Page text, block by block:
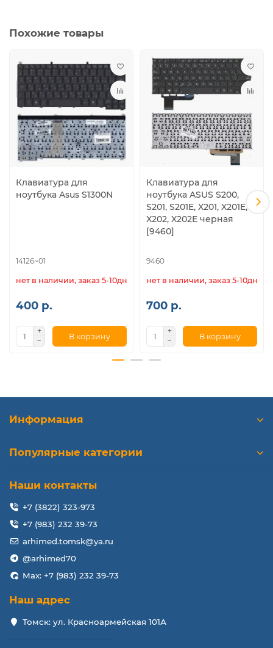
Похожие товары
Клавиатура для
ноутбука Asus S1300N
14126~01
нет в наличии, заказ 5-10дн.
400 р.
В корзину
Клавиатура для
ноутбука ASUS S200,
S201, S201E, X201, X201E,
X202, X202E черная
[9460]
9460
нет в наличии, заказ 5-10дн.
700 р.
В корзину
Информация
Популярные категории
Наши контакты
+7 (3822) 323-973
+7 (983) 232 39-73
arhimed.tomsk@ya.ru
@arhimed70
Max: +7 (983) 232 39-73
Наш адрес
Томск: ул. Красноармейская 101А